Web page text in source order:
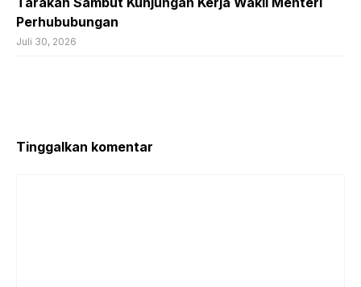
Perhububungan
Juli 30, 2026
Tinggalkan komentar